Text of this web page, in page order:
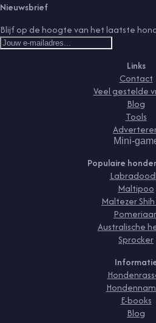
Nieuwsbrief
Blijf op de hoogte van het laatste
Links
Contact
Veel gestelde
Blog
Tools
Mini-
Populaire
Maltipoo
Maltezer Shih
Australische
Sprocker
E-books
Blog